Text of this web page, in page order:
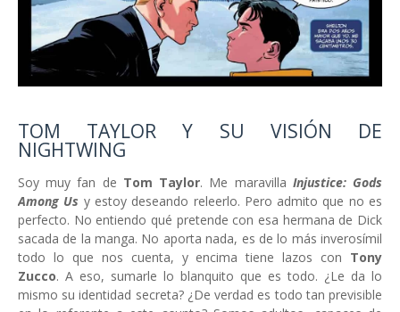
TOM TAYLOR Y SU VISIÓN DE
NIGHTWING
Soy muy fan de Tom Taylor. Me maravilla Injustice: Gods
Among Us y estoy deseando releerlo. Pero admito que no es
perfecto. No entiendo qué pretende con esa hermana de Dick
sacada de la manga. No aporta nada, es de lo más inverosímil
todo lo que nos cuenta, y encima tiene lazos con Tony
Zucco. A eso, sumarle lo blanquito que es todo. ¿Le da lo
mismo su identidad secreta? ¿De verdad es todo tan previsible